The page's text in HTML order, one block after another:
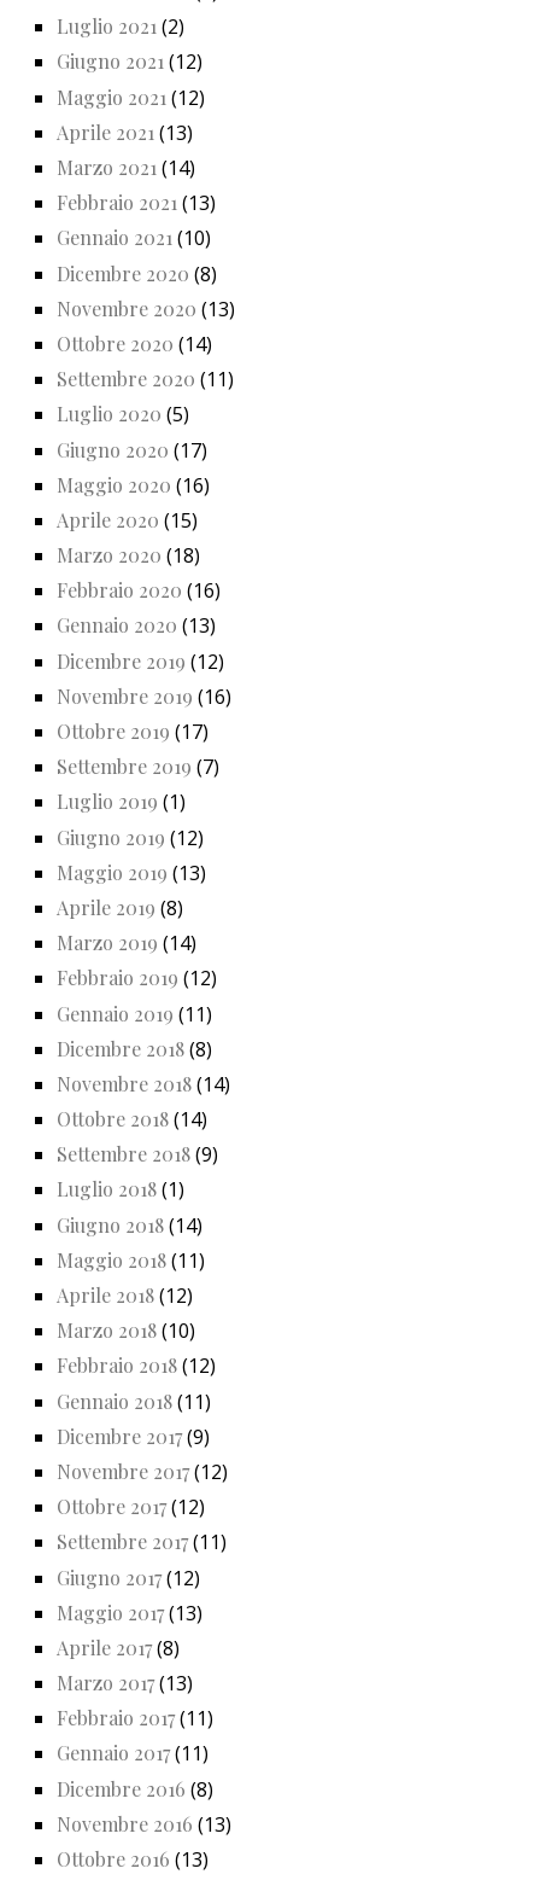
Luglio 2021(2)
Giugno 2021(12)
Maggio 2021 (12)
Aprile 2021 (13)
Marzo 2021 (14)
Febbraio 2021(13)
Gennaio 2021(10)
Dicembre 2020 (8)
Novembre 2020 (13)
Ottobre 2020 (14)
Settembre 2020 (11)
Luglio 2020 (5)
Giugno 2020 (17)
Maggio 2020 (16)
Aprile 2020 (15)
Marzo 2020 (18)
Febbraio 2020 (16)
Gennaio 2020 (13)
Dicembre 2019 (12)
Novembre 2019 (16)
Ottobre 2019 (17)
Settembre 2019 (7)
Luglio 2019 (1)
Giugno 2019 (12)
Maggio 2019 (13)
Aprile 2019 (8)
Marzo 2019 (14)
Febbraio 2019 (12)
Gennaio 2019 (11)
Dicembre 2018(8)
Novembre 2018(14)
Ottobre 2018(14)
Settembre 2018(9)
Luglio 2018(1)
Giugno 2018(14)
Maggio 2018(11)
Aprile 2018(12)
Marzo 2018(10)
Febbraio 2018(12)
Gennaio 2018(11)
Dicembre 2017(9)
Novembre 2017(12)
Ottobre 2017(12)
Settembre 2017(11)
Giugno 2017(12)
Maggio 2017(13)
Aprile 2017(8)
Marzo 2017(13)
Febbraio 2017(11)
Gennaio 2017(11)
Dicembre 2016 (8)
Novembre 2016 (13)
Ottobre 2016 (13)